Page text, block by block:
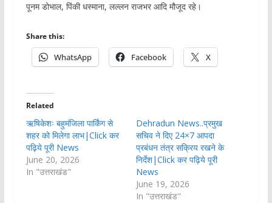
पूनम डोभाल, पिंकी धस्माना, लल्लन राजभर आदि मौजूद रहे।
Share this:
WhatsApp Facebook X
Related
ऋषिकेशः बहुमंजिला पार्किंग से
शहर को मिलेगा लाभ|Click कर
पढ़िये पूरी News
June 20, 2026
In "उत्तराखंड"
Dehradun News..प्रमुख
सचिव ने दिए 24×7 आपदा
प्रबंधन तंत्र सक्रिय रखने के
निर्देश|Click कर पढ़िये पूरी
News
June 19, 2026
In "उत्तराखंड"